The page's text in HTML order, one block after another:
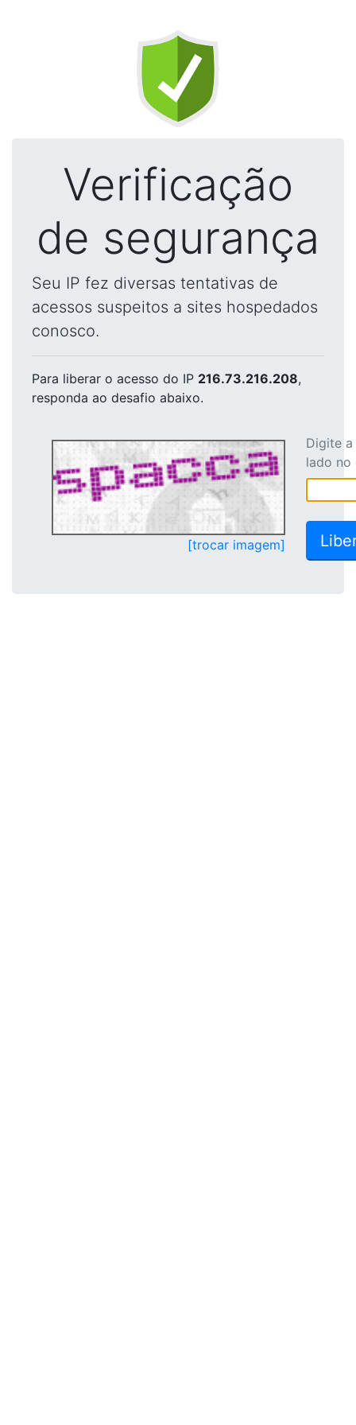
Verificação
de segurança
Seu IP fez diversas tentativas de
acessos suspeitos a sites hospedados
conosco.
Para liberar o acesso do IP 216.73.216.208,
responda ao desafio abaixo.
[trocar imagem]
Digite
lado no